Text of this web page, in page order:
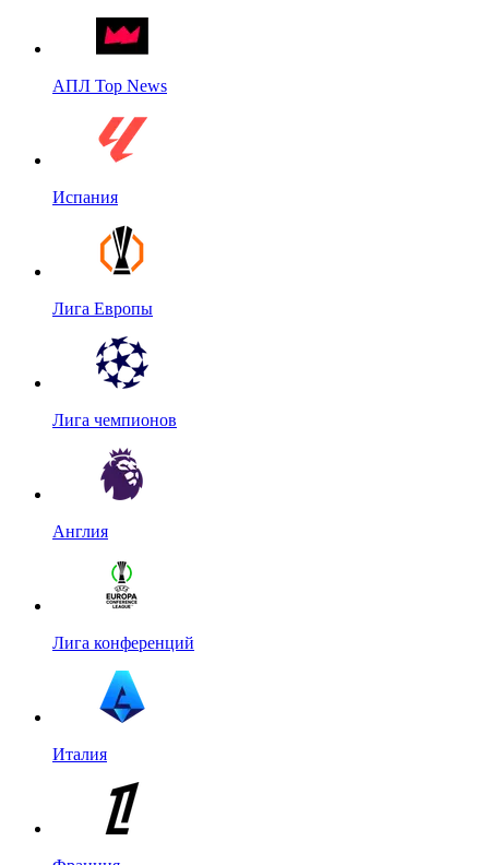
АПЛ Top News
Испания
Лига Европы
Лига чемпионов
Англия
Лига конференций
Италия